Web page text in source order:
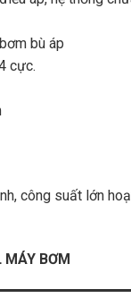
bù áp
cực.
công suất lớn
MÁY BƠM